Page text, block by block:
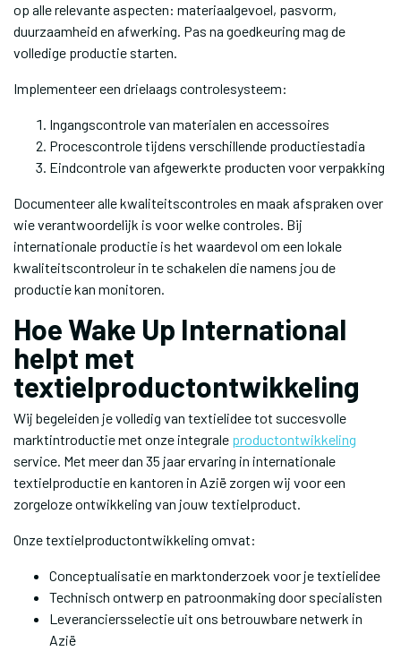
op alle relevante aspecten: materiaalgevoel, pasvorm,
duurzaamheid en afwerking. Pas na goedkeuring mag de
volledige productie starten.
Implementeer een drielaags controlesysteem:
Ingangscontrole van materialen en accessoires
Procescontrole tijdens verschillende productiestadia
Eindcontrole van afgewerkte producten voor verpakking
Documenteer alle kwaliteitscontroles en maak afspraken over
wie verantwoordelijk is voor welke controles. Bij
internationale productie is het waardevol om een lokale
kwaliteitscontroleur in te schakelen die namens jou de
productie kan monitoren.
Hoe Wake Up International
helpt met
textielproductontwikkeling
Wij begeleiden je volledig van textielidee tot succesvolle
marktintroductie met onze integrale productontwikkeling
service. Met meer dan 35 jaar ervaring in internationale
textielproductie en kantoren in Azië zorgen wij voor een
zorgeloze ontwikkeling van jouw textielproduct.
Onze textielproductontwikkeling omvat:
Conceptualisatie en marktonderzoek voor je textielidee
Technisch ontwerp en patroonmaking door specialisten
Leveranciersselectie uit ons betrouwbare netwerk in
Azië